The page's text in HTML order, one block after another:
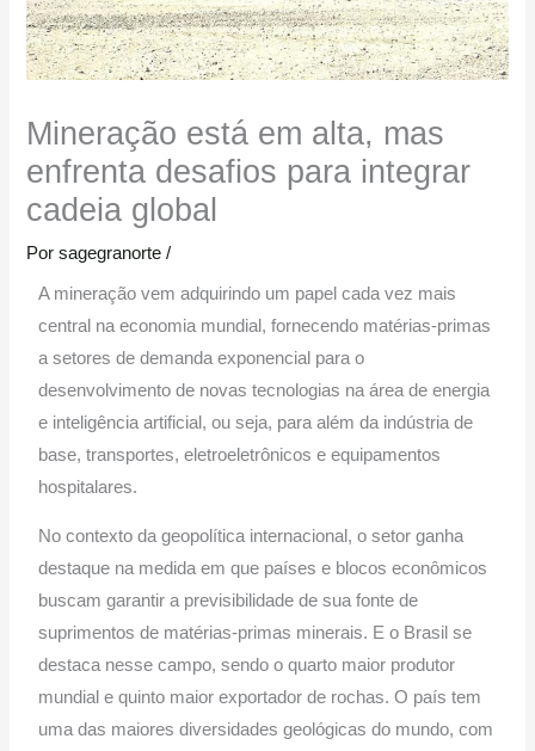
Mineração está em alta, mas
enfrenta desafios para integrar
cadeia global
Porsagegranorte/
A mineração vem adquirindo um papel cada vez mais
central na economia mundial, fornecendo matérias-primas
a setores de demanda exponencial para o
desenvolvimento de novas tecnologias na área de energia
e inteligência artificial, ou seja, para além da indústria de
base, transportes, eletroeletrônicos e equipamentos
hospitalares.
No contexto da geopolítica internacional, o setor ganha
destaque na medida em que países e blocos econômicos
buscam garantir a previsibilidade de sua fonte de
suprimentos de matérias-primas minerais. E o Brasil se
destaca nesse campo, sendo o quarto maior produtor
mundial e quinto maior exportador de rochas. O país tem
uma das maiores diversidades geológicas do mundo, com